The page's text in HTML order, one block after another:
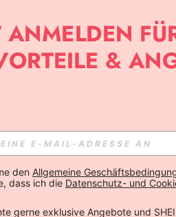
APP
NEWSLETTER ANMELDEST, KANNST DU
KANNST DICH JEDERZEIT ABMELDEN).
den Allgemeine
dass ich die Datenschutz- und
gerne exklusive Angebote und